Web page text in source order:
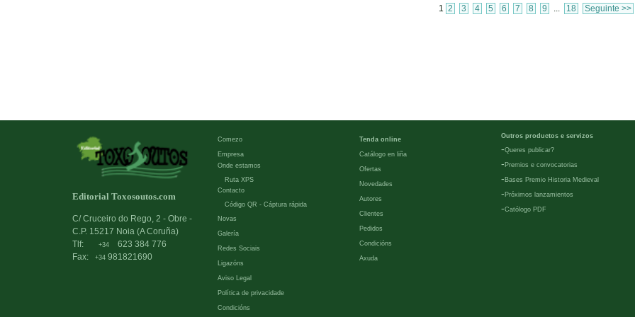
1 2 3 4 5 6 7 8 9 ... 18 Seguinte >>
Editorial Toxosoutos.com
C/ Cruceiro do Rego, 2 - Obre -
C.P. 15217 Noia (A Coruña)
Tlf:
+34
623 384 776
Fax:
+34 981821690
Comezo
Empresa
Onde estamos
Ruta XPS
Contacto
Código QR - Cáptura rápida
Novas
Galería
Redes Sociais
Ligazóns
Aviso Legal
Política de privacidade
Condicións
Tenda online
Catálogo en liña
Ofertas
Novedades
Autores
Clientes
Pedidos
Condicións
Axuda
Outros productos e servizos
-Queres publicar?
- Premios e convocatorias
- Bases Premio Historia Medieval
- Próximos lanzamientos
-Católogo PDF